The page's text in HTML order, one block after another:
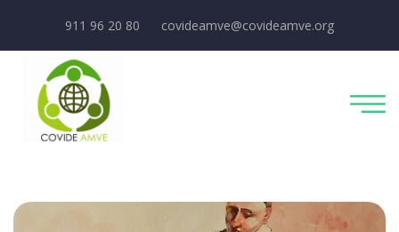
911 96 20 80 covideamve@covideamve.org